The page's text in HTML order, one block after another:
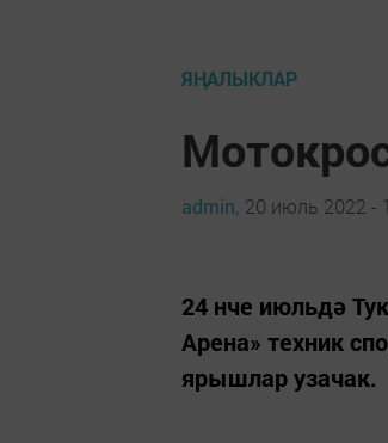
ЯҢАЛЫКЛАР
admin, 20 июль 2022 -
24 нче июльдә
Арена» техник
ярышлар узачак.